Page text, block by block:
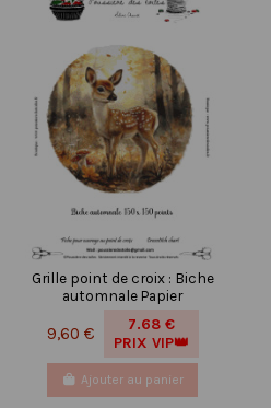
Grille point de croix : Biche
automnale Papier
9,60 €
7.68 €
PRIX VIP👑
Ajouter au panier